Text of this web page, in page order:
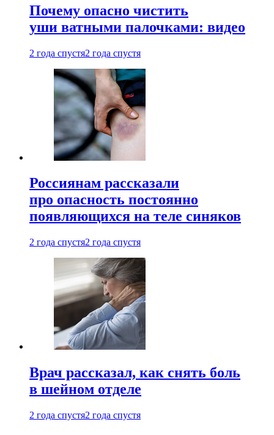
Почему опасно чистить
уши ватными палочками: видео
2 года спустя2 года спустя
Россиянам рассказали
про опасность постоянно
появляющихся на теле синяков
2 года спустя2 года спустя
Врач рассказал, как снять боль
в шейном отделе
2 года спустя2 года спустя